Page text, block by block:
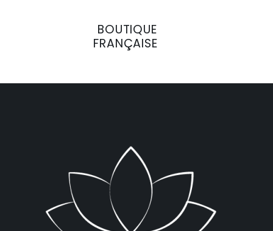
BOUTIQUE
FRANÇAISE